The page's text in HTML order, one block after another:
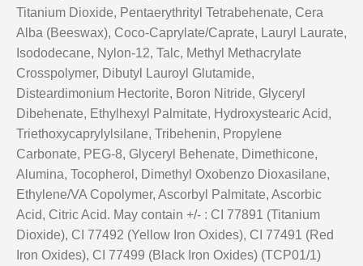
Titanium Dioxide, Pentaerythrityl Tetrabehenate, Cera
Alba (Beeswax), Coco-Caprylate/Caprate, Lauryl Laurate,
Isododecane, Nylon-12, Talc, Methyl Methacrylate
Crosspolymer, Dibutyl Lauroyl Glutamide,
Disteardimonium Hectorite, Boron Nitride, Glyceryl
Dibehenate, Ethylhexyl Palmitate, Hydroxystearic Acid,
Triethoxycaprylylsilane, Tribehenin, Propylene
Carbonate, PEG-8, Glyceryl Behenate, Dimethicone,
Alumina, Tocopherol, Dimethyl Oxobenzo Dioxasilane,
Ethylene/VA Copolymer, Ascorbyl Palmitate, Ascorbic
Acid, Citric Acid. May contain +/- : CI 77891 (Titanium
Dioxide), CI 77492 (Yellow Iron Oxides), CI 77491 (Red
Iron Oxides), CI 77499 (Black Iron Oxides) (TCP01/1)